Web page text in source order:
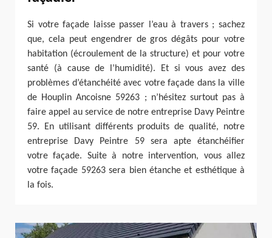
Si votre façade laisse passer l’eau à travers ; sachez
que, cela peut engendrer de gros dégâts pour votre
habitation (écroulement de la structure) et pour votre
santé (à cause de l’humidité). Et si vous avez des
problèmes d’étanchéité avec votre façade dans la ville
de Houplin Ancoisne 59263 ; n’hésitez surtout pas à
faire appel au service de notre entreprise Davy Peintre
59. En utilisant différents produits de qualité, notre
entreprise Davy Peintre 59 sera apte étanchéifier
votre façade. Suite à notre intervention, vous allez
votre façade 59263 sera bien étanche et esthétique à
la fois.